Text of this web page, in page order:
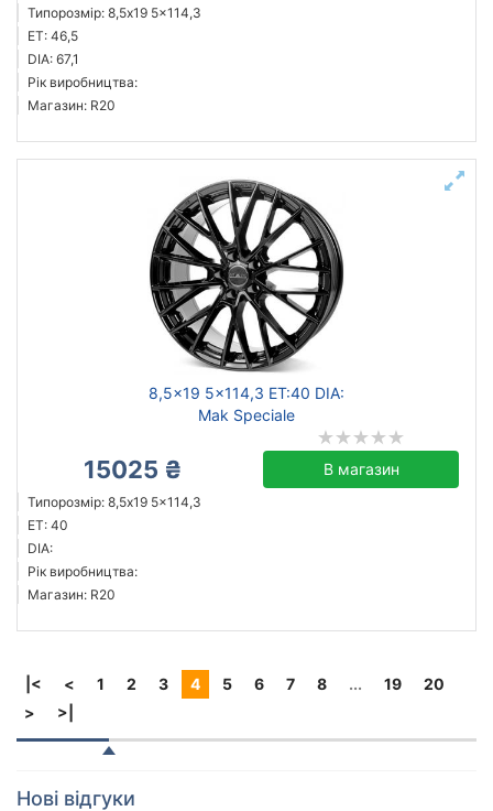
Типорозмір: 8,5x19 5x114,3
ET: 46,5
DIA: 67,1
Рік виробництва:
Магазин: R20
8,5x19 5x114,3 ET:40 DIA:
Mak Speciale
15025 ₴ В магазин
Типорозмір: 8,5x19 5x114,3
ET: 40
DIA:
Рік виробництва:
Магазин: R20
|< < 1 2 3 4 5 6 7 8 ... 19
20
>
>|
Нові відгуки